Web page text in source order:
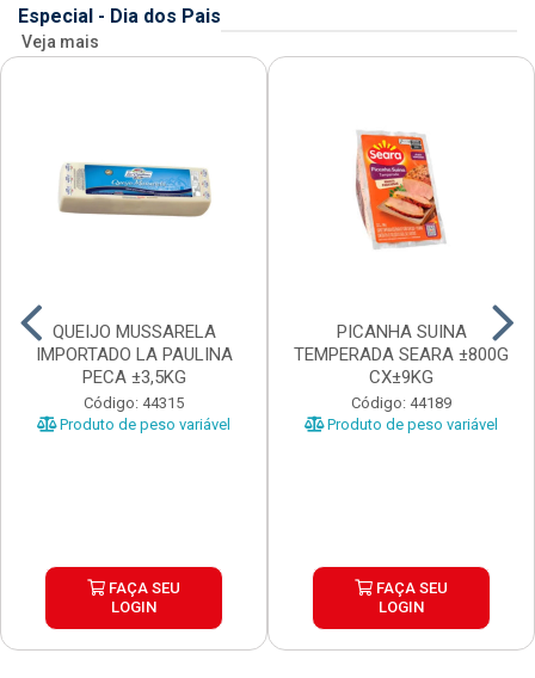
Especial - Dia dos Pais
Veja mais
QUEIJO MUSSARELA
IMPORTADO LA PAULINA
PECA ±3,5KG
Código: 44315
Produto de peso variável
FAÇA SEU
LOGIN
PICANHA SUINA
TEMPERADA SEARA ±800G
CX±9KG
Código: 44189
Produto de peso variável
FAÇA SEU
LOGIN